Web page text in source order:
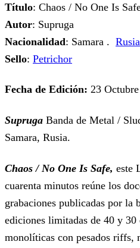
Título: Chaos / No One Is
Autor: Supruga
Nacionalidad: Samara . Rusia
Sello: Petrichor
Fecha de Edición: 23
Supruga Banda de Metal /
Samara, Rusia.
Chaos / No One Is Safe, este
cuarenta minutos reúne los
grabaciones publicadas por la
ediciones limitadas de 40 y 30
monolíticas con pesados riffs,